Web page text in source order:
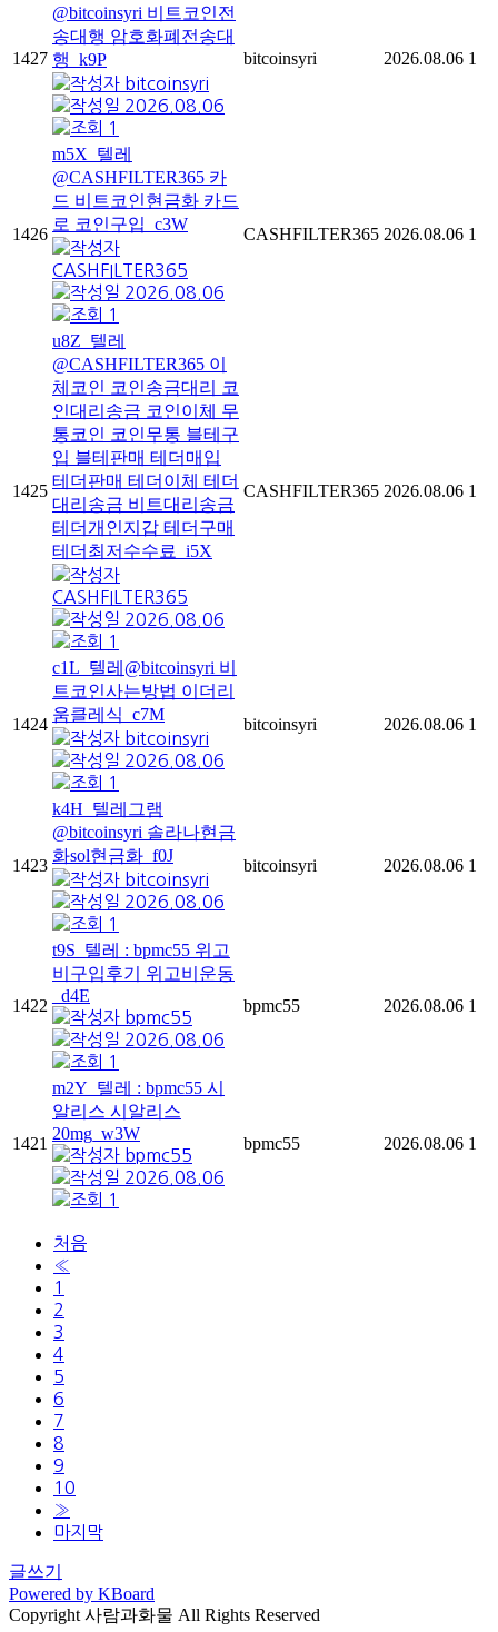
1427
@bitcoinsyri 비트코인전
송대행 암호화폐전송대
행_k9P
bitcoinsyri
2026.08.06
1
bitcoinsyri 2026.08.06 1
1426
m5X_텔레
@CASHFILTER365 카
드 비트코인현금화 카드
로 코인구입_c3W
CASHFILTER365
2026.08.06
1
CASHFILTER365 2026.08.06 1
1425
u8Z_텔레
@CASHFILTER365 이
체코인 코인송금대리 코
인대리송금 코인이체 무
통코인 코인무통 블테구
입 블테판매 테더매입
테더판매 테더이체 테더
대리송금 비트대리송금
테더개인지갑 테더구매
테더최저수수료_i5X
CASHFILTER365
2026.08.06
1
CASHFILTER365 2026.08.06 1
1424
c1L_텔레@bitcoinsyri 비
트코인사는방법 이더리
움클레식_c7M
bitcoinsyri
2026.08.06
1
bitcoinsyri 2026.08.06 1
1423
k4H_텔레그램
@bitcoinsyri 솔라나현금
화sol현금화_f0J
bitcoinsyri
2026.08.06
1
bitcoinsyri 2026.08.06 1
1422
t9S_텔레 : bpmc55 위고
비구입후기 위고비운동
_d4E
bpmc55
2026.08.06
1
bpmc55 2026.08.06 1
1421
m2Y_텔레 : bpmc55 시
알리스 시알리스
20mg_w3W
bpmc55
2026.08.06
1
bpmc55 2026.08.06 1
처음
«
1
2
3
4
5
6
7
8
9
10
»
마지막
글쓰기
Powered by KBoard
Copyright 사람과화물 All Rights Reserved